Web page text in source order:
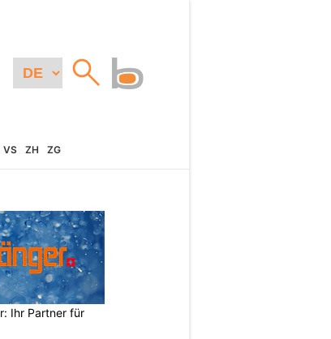
VS ZH ZG
Ihr Partner für